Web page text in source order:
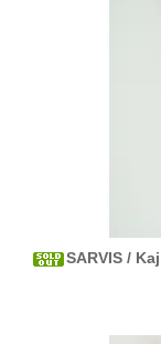
SARVIS /